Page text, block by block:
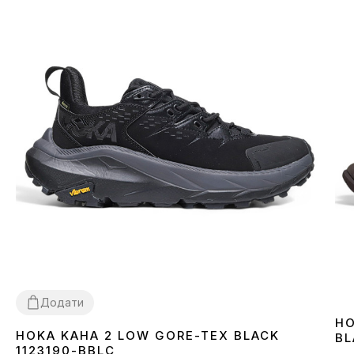
Додати
41 4344
HOKA KAHA 2 LOW GORE-TEX BLACK
1123190-BBLC